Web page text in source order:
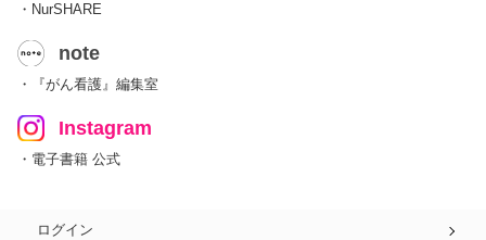
・NurSHARE
note
・『がん看護』編集室
Instagram
・電子書籍 公式
ログイン